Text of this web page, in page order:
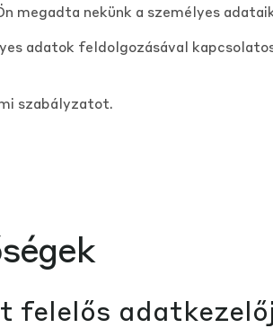
megadta nekünk a személyes
adatok feldolgozásával
szabályzatot.
felelős